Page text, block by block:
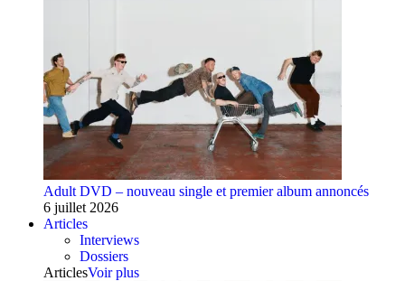
Adult DVD – nouveau single et premier album annoncés
6 juillet 2026
Articles
Interviews
Dossiers
ArticlesVoir plus